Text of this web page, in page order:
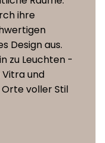
ihre
Design aus.
zu Leuchten -
und
voller Stil